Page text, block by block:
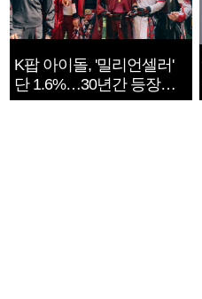
K팝 아이돌, '밀리언셀러'
단 1.6%…30년간 등장
1182개팀 전수조사